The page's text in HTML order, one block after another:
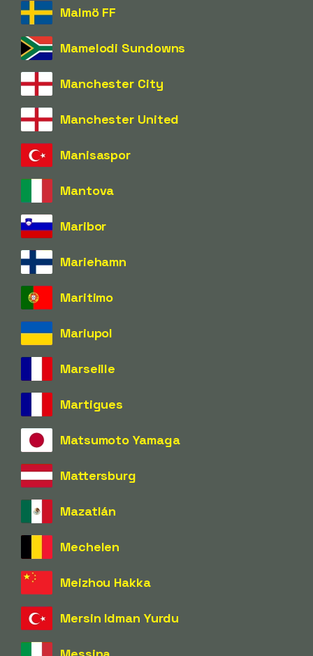
Malmö FF
Mamelodi Sundowns
Manchester City
Manchester United
Manisaspor
Mantova
Maribor
Mariehamn
Maritimo
Mariupol
Marseille
Martigues
Matsumoto Yamaga
Mattersburg
Mazatlán
Mechelen
Meizhou Hakka
Mersin Idman Yurdu